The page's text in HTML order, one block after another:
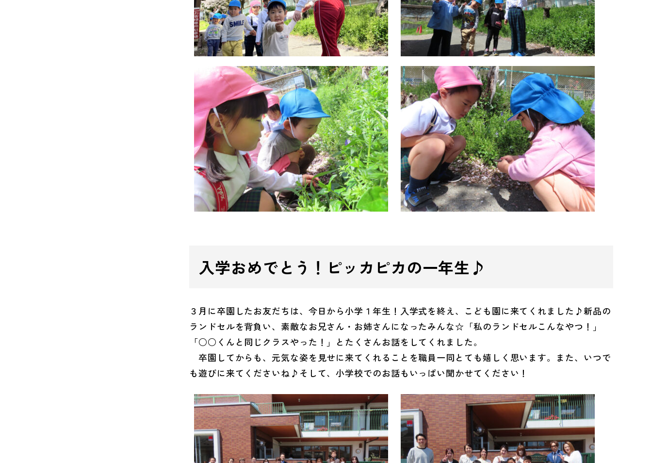
入学おめでとう！ピッカピカの一年生♪
３月に卒園したお友だちは、今日から小学１年生！入学式を終え、こども園に来てくれました♪新品の
ランドセルを背負い、素敵なお兄さん・お姉さんになったみんな☆「私のランドセルこんなやつ！」
「○○くんと同じクラスやった！」とたくさんお話をしてくれました。
卒園してからも、元気な姿を見せに来てくれることを職員一同とても嬉しく思います。また、いつで
も遊びに来てくださいね♪そして、小学校でのお話もいっぱい聞かせてください！